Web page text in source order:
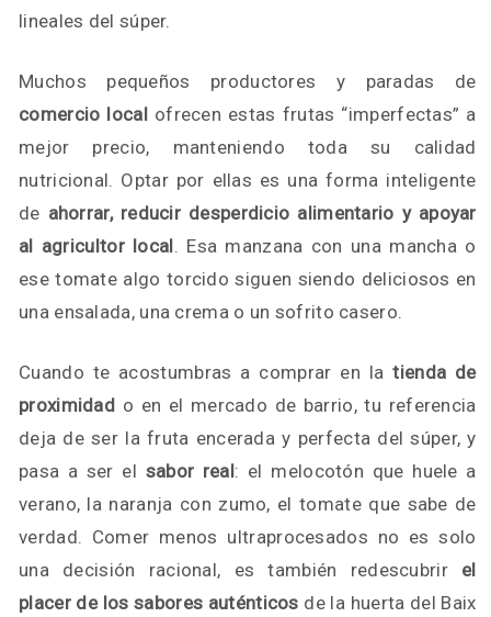
lineales del súper.
Muchos pequeños productores y paradas de
comercio local ofrecen estas frutas “imperfectas” a
mejor precio, manteniendo toda su calidad
nutricional. Optar por ellas es una forma inteligente
de ahorrar, reducir desperdicio alimentario y apoyar
al agricultor local. Esa manzana con una mancha o
ese tomate algo torcido siguen siendo deliciosos en
una ensalada, una crema o un sofrito casero.
Cuando te acostumbras a comprar en latienda de
proximidad o en el mercado de barrio, tu referencia
deja de ser la fruta encerada y perfecta del súper, y
pasa a ser el sabor real: el melocotón que huele a
verano, la naranja con zumo, el tomate que sabe de
verdad. Comer menos ultraprocesados no es solo
una decisión racional, es también redescubrir el
placer de los sabores auténticos de la huerta del Baix